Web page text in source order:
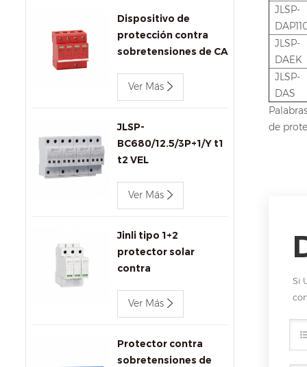
Dispositivo de
protección contra
sobretensiones de CA
SPD JLSP-
GA440/80/4P
Ver Más
JLSP-
BC680/12.5/3P+1/Y t1
t2 VEL
Ver Más
Jinli tipo 1+2
protector solar
contra
1000V DC SPD
Ver Más
Protector contra
sobretensiones de
JLSP-
JLSP-
DAEK
JLSP-
DAS
de
Si